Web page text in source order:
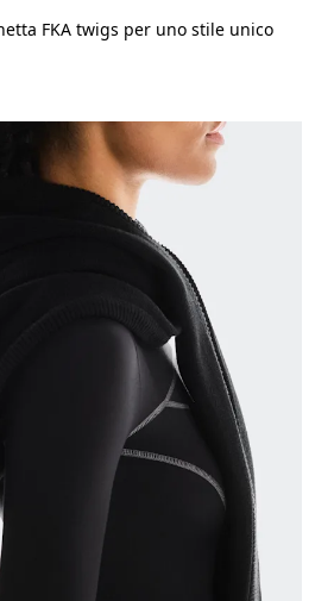
FKA twigs per uno stile unico